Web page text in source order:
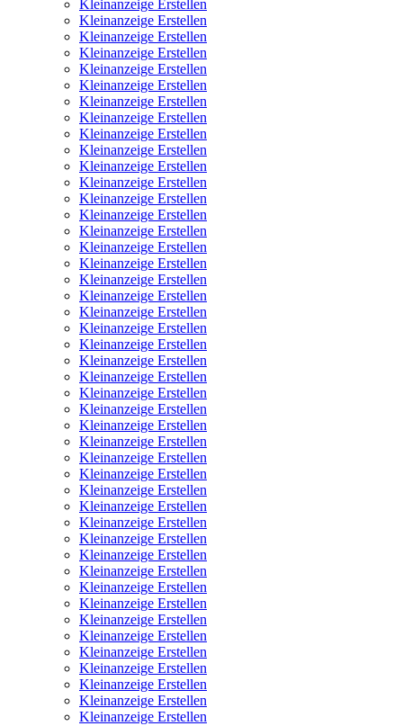
Kleinanzeige Erstellen
Kleinanzeige Erstellen
Kleinanzeige Erstellen
Kleinanzeige Erstellen
Kleinanzeige Erstellen
Kleinanzeige Erstellen
Kleinanzeige Erstellen
Kleinanzeige Erstellen
Kleinanzeige Erstellen
Kleinanzeige Erstellen
Kleinanzeige Erstellen
Kleinanzeige Erstellen
Kleinanzeige Erstellen
Kleinanzeige Erstellen
Kleinanzeige Erstellen
Kleinanzeige Erstellen
Kleinanzeige Erstellen
Kleinanzeige Erstellen
Kleinanzeige Erstellen
Kleinanzeige Erstellen
Kleinanzeige Erstellen
Kleinanzeige Erstellen
Kleinanzeige Erstellen
Kleinanzeige Erstellen
Kleinanzeige Erstellen
Kleinanzeige Erstellen
Kleinanzeige Erstellen
Kleinanzeige Erstellen
Kleinanzeige Erstellen
Kleinanzeige Erstellen
Kleinanzeige Erstellen
Kleinanzeige Erstellen
Kleinanzeige Erstellen
Kleinanzeige Erstellen
Kleinanzeige Erstellen
Kleinanzeige Erstellen
Kleinanzeige Erstellen
Kleinanzeige Erstellen
Kleinanzeige Erstellen
Kleinanzeige Erstellen
Kleinanzeige Erstellen
Kleinanzeige Erstellen
Kleinanzeige Erstellen
Kleinanzeige Erstellen
Kleinanzeige Erstellen